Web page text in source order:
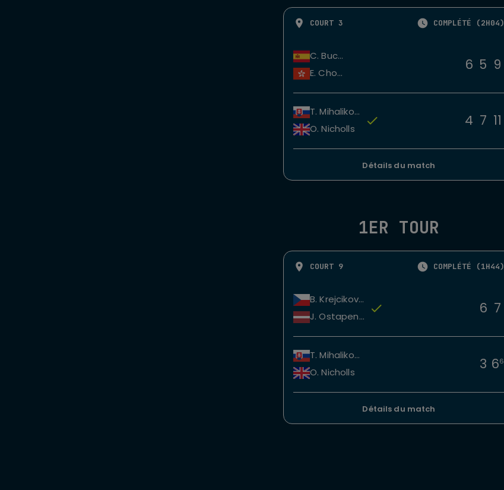
COURT 3 COMPLÉTÉ (2H04)
C. Bucsa
E. Chong
6 5 9
T. Mihalikova
O. Nicholls
4 7 11
Détails du match
1ER TOUR
COURT 9 COMPLÉTÉ (1H44)
B. Krejcikova
J. Ostapenko
6 7
T. Mihalikova
O. Nicholls
3 66
Détails du match